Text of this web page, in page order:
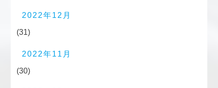
2022年12月
(31)
2022年11月
(30)